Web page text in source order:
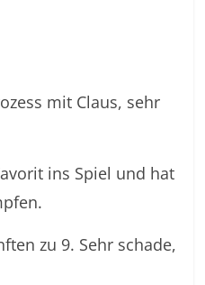
mit Claus, sehr
ins Spiel und hat
zu 9. Sehr schade,